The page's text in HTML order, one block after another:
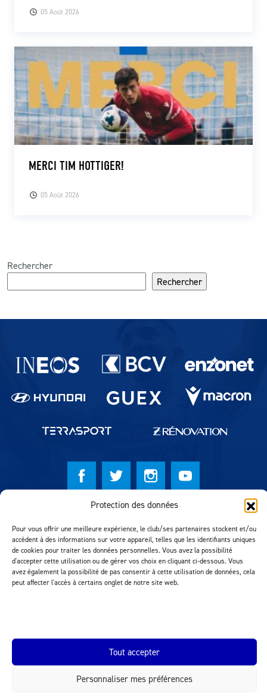
Protection des données
Pour vous offrir une meilleure expérience, le club/ses partenaires stockent et/ou
accèdent à des informations sur votre appareil, telles que les identifiants uniques
de cookies pour traiter les données personnelles. Vous avez la possibilité
d'accepter cette utilisation ou de gérer vos choix en cliquant ci-dessous. Vous
avez également la possibilité de pas consentir à cette utilisation de données, cela
peut affecter l'accès à certains onglet de notre site web.
Tout accepter
Personnaliser mes préférences
05 Août 2026
05 Août 2026
MERCI TIM HOTTIGER!
Rechercher
Rechercher
Partenaires du lausanne-Sport
© Lausanne Sport Football Club 2026
Réalisation MTM Agency